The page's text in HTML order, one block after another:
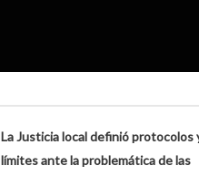
La Justicia local definió protocolos
límites ante la problemática de las